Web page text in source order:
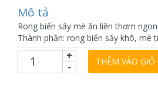
Mô tả
Rong biển sấy mè ăn liền thơm ngon
Thành phần: rong biển sấy khô, mè
-
+ THÊM VÀO GIỎ